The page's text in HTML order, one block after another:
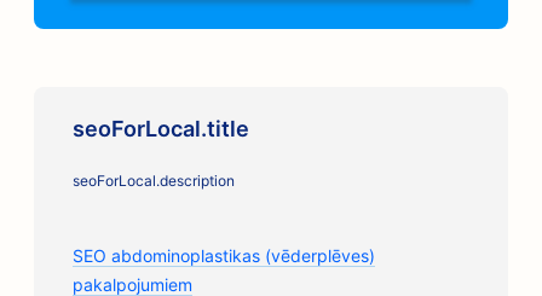
seoForLocal.title
seoForLocal.description
SEO abdominoplastikas (vēderplēves)
pakalpojumiem